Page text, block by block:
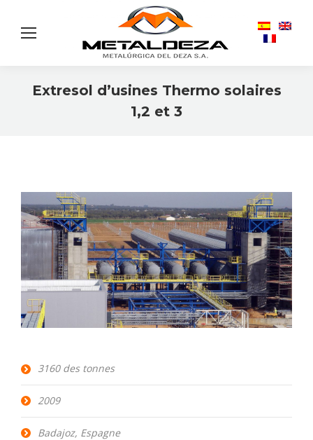
Extresol d’usines Thermo solaires
1,2 et 3
3160 des tonnes
2009
Badajoz, Espagne